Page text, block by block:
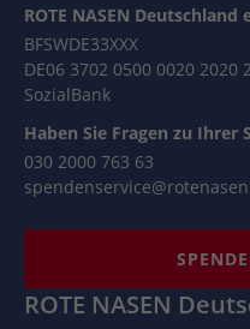
ROTE NASEN Deutschland
BFSWDE33XXX
DE06 3702 0500 0020 2020
SozialBank
Haben Sie Fragen zu Ihrer
030 2000 763 63
ROTE NASEN